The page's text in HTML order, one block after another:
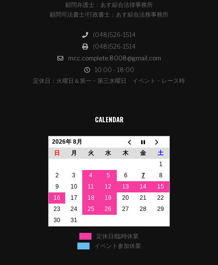
顧問弁護士：あす綜合法律事務所
顧問司法書士/行政書士：あす綜合法務事務所
(048)526-1514
(048)526-1514
mcc.complete.8008@gmail.com
10:00 - 18:00
定休日：火曜日＆第一・第三水曜日 イベント・レース時
CALENDAR
2026年 8月
日
月 火 水 木 金
土
1
2
3 4 5 6 7
8
9
10 11 12 13 14
15
16
17 18 19 20 21
22
23
24 25 26 27 28
29
30
31
定休日/臨時休業
イベント参加休業